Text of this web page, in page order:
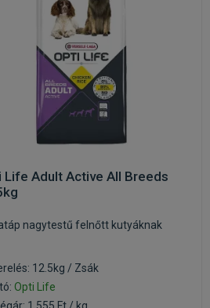
Life Adult Active All Breeds
nagytestű felnőtt kutyáknak
12.5kg / Zsák
Opti Life